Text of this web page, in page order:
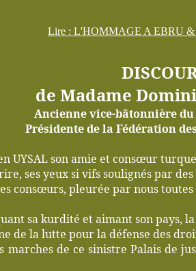
Lire : L'HOMMAGE A EBRU
de Madame
Ancienne vice-bâtonnière du
Présidente de la Fédération
UYSAL son amie et consœur
ses yeux si vifs soulignés par
consœurs, pleurée par nous toutes
sa kurdité et aimant son pays,
de la lutte pour la défense des
de ce sinistre Palais de